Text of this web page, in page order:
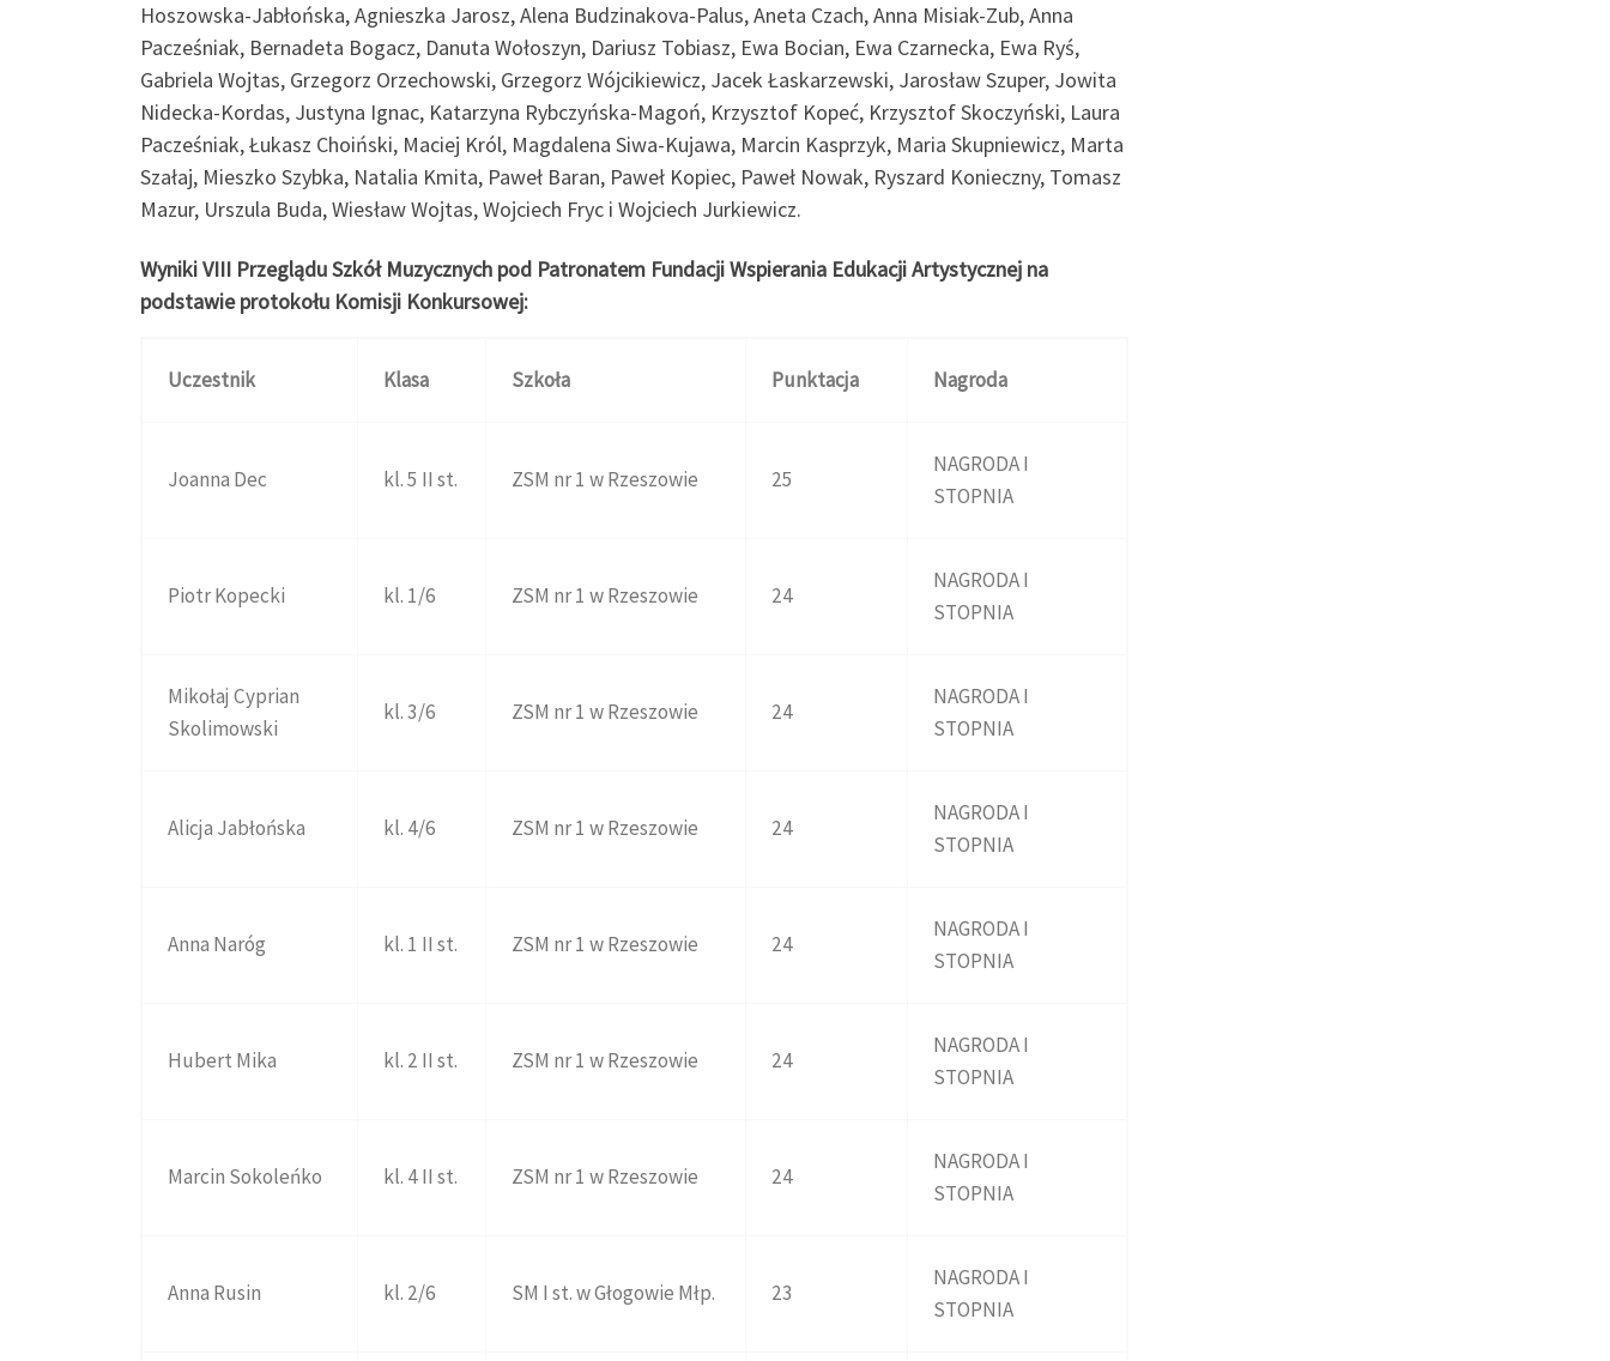
Hoszowska-Jabłońska, Agnieszka Jarosz, Alena Budzinakova-Palus, Aneta Czach, Anna Misiak-Zub, Anna
Pacześniak, Bernadeta Bogacz, Danuta Wołoszyn, Dariusz Tobiasz, Ewa Bocian, Ewa Czarnecka, Ewa Ryś,
Gabriela Wojtas, Grzegorz Orzechowski, Grzegorz Wójcikiewicz, Jacek Łaskarzewski, Jarosław Szuper, Jowita
Nidecka-Kordas, Justyna Ignac, Katarzyna Rybczyńska-Magoń, Krzysztof Kopeć, Krzysztof Skoczyński, Laura
Pacześniak, Łukasz Choiński, Maciej Król, Magdalena Siwa-Kujawa, Marcin Kasprzyk, Maria Skupniewicz, Marta
Szałaj, Mieszko Szybka, Natalia Kmita, Paweł Baran, Paweł Kopiec, Paweł Nowak, Ryszard Konieczny, Tomasz
Mazur, Urszula Buda, Wiesław Wojtas, Wojciech Fryc i Wojciech Jurkiewicz.
Wyniki VIII Przeglądu Szkół Muzycznych pod Patronatem Fundacji Wspierania Edukacji Artystycznej na
podstawie protokołu Komisji Konkursowej:
Uczestnik Klasa Szkoła Punktacja Nagroda
Joanna Dec kl. 5 II st. ZSM nr 1 w Rzeszowie 25
NAGRODA I
STOPNIA
Piotr Kopecki kl. 1/6 ZSM nr 1 w Rzeszowie 24
NAGRODA I
STOPNIA
Mikołaj Cyprian
Skolimowski
kl. 3/6 ZSM nr 1 w Rzeszowie 24
NAGRODA I
STOPNIA
Alicja Jabłońska kl. 4/6 ZSM nr 1 w Rzeszowie 24
NAGRODA I
STOPNIA
Anna Naróg kl. 1 II st. ZSM nr 1 w Rzeszowie 24
NAGRODA I
STOPNIA
Hubert Mika kl. 2 II st. ZSM nr 1 w Rzeszowie 24
NAGRODA I
STOPNIA
Marcin Sokoleńko kl. 4 II st. ZSM nr 1 w Rzeszowie 24
NAGRODA I
STOPNIA
Anna Rusin kl. 2/6 SM I st. w Głogowie Młp. 23
NAGRODA I
STOPNIA